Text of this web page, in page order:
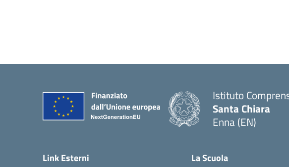
Istituto
Santa Chiara
Enna (EN)
Link Esterni La Scuola